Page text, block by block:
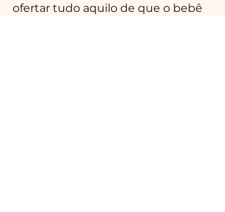
ofertar tudo aquilo de que o bebê